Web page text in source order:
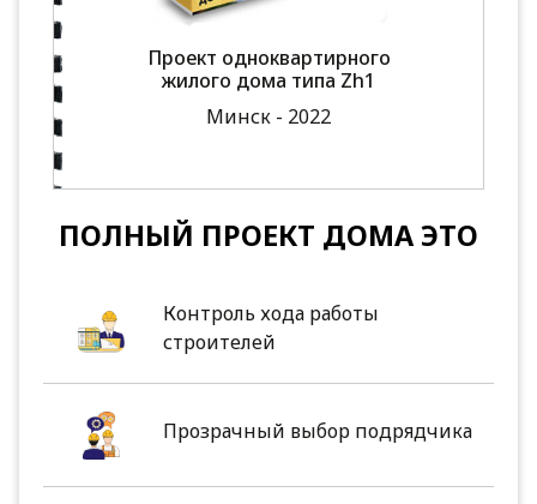
Проект одноквартирного
жилого дома типа Zh1
Минск - 2022
ПОЛНЫЙ ПРОЕКТ ДОМА ЭТО
Контроль хода работы
строителей
Прозрачный выбор подрядчика